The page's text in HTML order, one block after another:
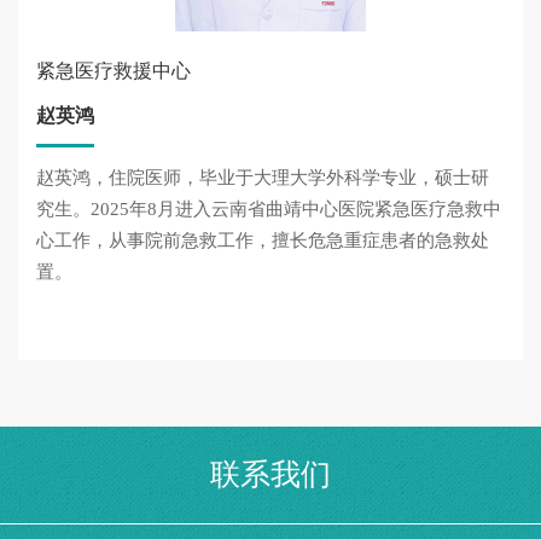
紧急医疗救援中心
赵英鸿
赵英鸿，住院医师，毕业于大理大学外科学专业，硕士研
究生。2025年8月进入云南省曲靖中心医院紧急医疗急救中
心工作，从事院前急救工作，擅长危急重症患者的急救处
置。
联系我们